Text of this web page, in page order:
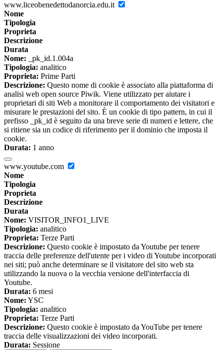
www.liceobenedettodanorcia.edu.it
Nome
Tipologia
Proprieta
Descrizione
Durata
Nome: _pk_id.1.004a
Tipologia: analitico
Proprieta: Prime Parti
Descrizione: Questo nome di cookie è associato alla piattaforma di
analisi web open source Piwik. Viene utilizzato per aiutare i
proprietari di siti Web a monitorare il comportamento dei visitatori e
misurare le prestazioni del sito. È un cookie di tipo pattern, in cui il
prefisso _pk_id è seguito da una breve serie di numeri e lettere, che
si ritiene sia un codice di riferimento per il dominio che imposta il
cookie.
Durata: 1 anno
www.youtube.com
Nome
Tipologia
Proprieta
Descrizione
Durata
Nome: VISITOR_INFO1_LIVE
Tipologia: analitico
Proprieta: Terze Parti
Descrizione: Questo cookie è impostato da Youtube per tenere
traccia delle preferenze dell'utente per i video di Youtube incorporati
nei siti; può anche determinare se il visitatore del sito web sta
utilizzando la nuova o la vecchia versione dell'interfaccia di
Youtube.
Durata: 6 mesi
Nome: YSC
Tipologia: analitico
Proprieta: Terze Parti
Descrizione: Questo cookie è impostato da YouTube per tenere
traccia delle visualizzazioni dei video incorporati.
Durata: Sessione